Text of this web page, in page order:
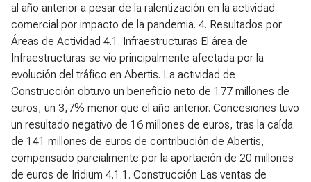
al año anterior a pesar de la ralentización en la actividad
comercial por impacto de la pandemia. 4. Resultados por
Áreas de Actividad 4.1. Infraestructuras El área de
Infraestructuras se vio principalmente afectada por la
evolución del tráfico en Abertis. La actividad de
Construcción obtuvo un beneficio neto de 177 millones de
euros, un 3,7% menor que el año anterior. Concesiones tuvo
un resultado negativo de 16 millones de euros, tras la caída
de 141 millones de euros de contribución de Abertis,
compensado parcialmente por la aportación de 20 millones
de euros de Iridium 4.1.1. Construcción Las ventas de